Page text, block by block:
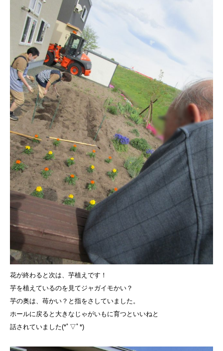
花が終わると次は、芋植えです！
芋を植えているのを見てジャガイモかい？
芋の奥は、苺かい？と指をさしていました。
ホールに戻ると大きなじゃがいもに育つといいねと
話されていました(*ﾟ▽ﾟ*)